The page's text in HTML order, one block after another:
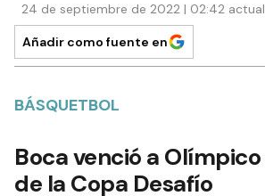
24 de septiembre de 2022 | 02:42
Añadir como fuente en
BÁSQUETBOL
Boca venció a
de la Copa Desafío